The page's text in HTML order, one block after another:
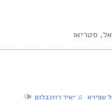
שפירא‏ ♫ יאיר רוזנבלום